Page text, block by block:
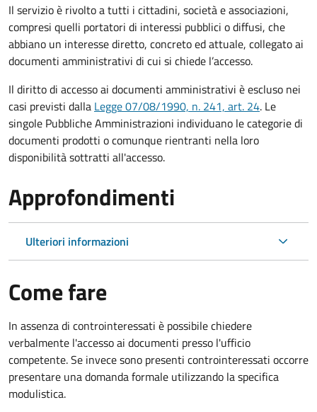
Il servizio è rivolto a tutti i cittadini, società e associazioni,
compresi quelli portatori di interessi pubblici o diffusi, che
abbiano un interesse diretto, concreto ed attuale, collegato ai
documenti amministrativi di cui si chiede l’accesso.
Il diritto di accesso ai documenti amministrativi è escluso nei
casi previsti dalla Legge 07/08/1990, n. 241, art. 24. Le
singole Pubbliche Amministrazioni individuano le categorie di
documenti prodotti o comunque rientranti nella loro
disponibilità sottratti all'accesso.
Approfondimenti
Ulteriori informazioni
Come fare
In assenza di controinteressati è possibile chiedere
verbalmente l'accesso ai documenti presso l'ufficio
competente. Se invece sono presenti controinteressati occorre
presentare una domanda formale utilizzando la specifica
modulistica.